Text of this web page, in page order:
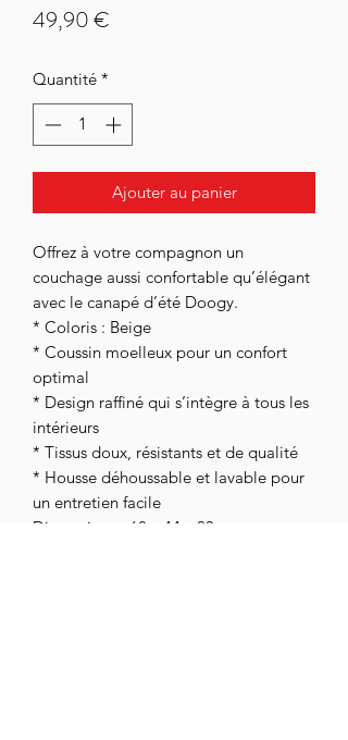
49,90 €
Quantité *
Ajouter au panier
Offrez à votre compagnon un
couchage aussi confortable qu’élégant
avec le canapé d’été Doogy.
* Coloris : Beige
* Coussin moelleux pour un confort
optimal
* Design raffiné qui s’intègre à tous les
intérieurs
* Tissus doux, résistants et de qualité
* Housse déhoussable et lavable pour
un entretien facile
Dimensions : 68 x 44 x 33 cm